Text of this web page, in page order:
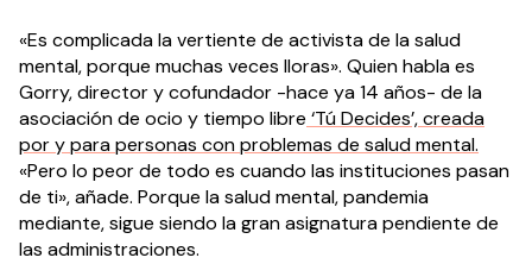
«Es complicada la vertiente de activista de la salud
mental, porque muchas veces lloras». Quien habla es
Gorry, director y cofundador -hace ya 14 años- de la
asociación de ocio y tiempo libre ‘Tú Decides’, creada
por y para personas con problemas de salud mental.
«Pero lo peor de todo es cuando las instituciones pasan
de ti», añade. Porque la salud mental, pandemia
mediante, sigue siendo la gran asignatura pendiente de
las administraciones.